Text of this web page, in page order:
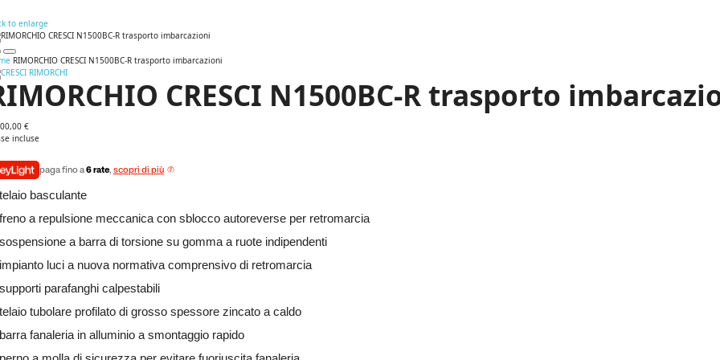
to enlarge
RIMORCHIO CRESCI N1500BC-R trasporto imbarcazioni
CRESCI N1500BC-R trasporto
€
incluse
paga fino a6 rate, scopri di più
basculante
a repulsione meccanica con sblocco autoreverse per retromarcia
a barra di torsione su gomma a ruote indipendenti
luci a nuova normativa comprensivo di retromarcia
parafanghi calpestabili
tubolare profilato di grosso spessore zincato a caldo
fanaleria in alluminio a smontaggio rapido